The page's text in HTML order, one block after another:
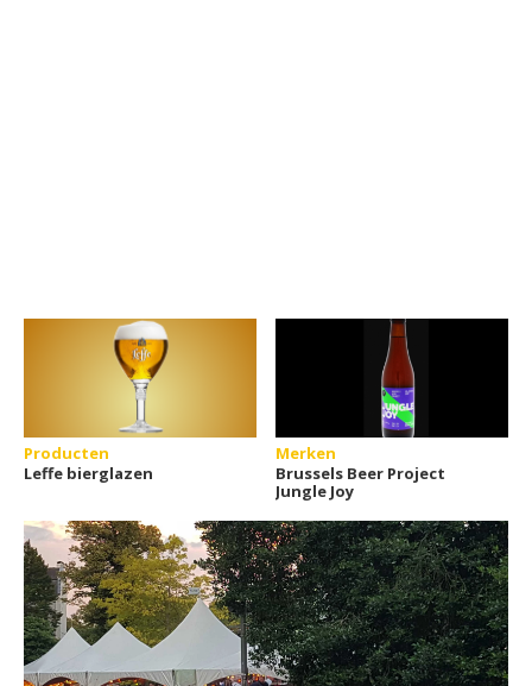
Producten
Leffe bierglazen
Merken
Brussels Beer Project
Jungle Joy